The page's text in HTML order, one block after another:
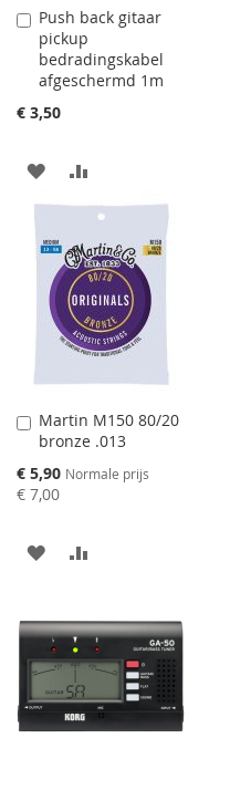
Push back gitaar
pickup
bedradingskabel
afgeschermd 1m
€ 3,50
Aan
winkelwagen
toevoegen
AAN
VERLANGLIJST
TOEVOEGEN
TOE
OM
TE
VERGELIJKEN
Martin M150 80/20
bronze .013
Speciale
prijs
€ 5,90 Normale prijs
€ 7,00
Aan
winkelwagen
toevoegen
AAN
TOEVOEGEN
OM
TE
VERGELIJKEN